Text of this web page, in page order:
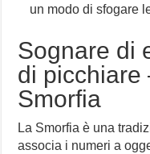
un modo di sfogare
Sognare di
di picchiare
Smorfia
La Smorfia è una
associa i numeri a